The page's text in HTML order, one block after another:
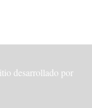
desarrollado por